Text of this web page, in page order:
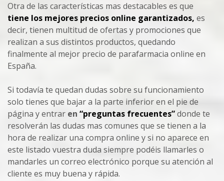
Otra de las características mas destacables es que
tiene los mejores precios online garantizados, es
decir, tienen multitud de ofertas y promociones que
realizan a sus distintos productos, quedando
finalmente al mejor precio de parafarmacia online en
España.
Si todavía te quedan dudas sobre su funcionamiento
solo tienes que bajar a la parte inferior en el pie de
página y entrar en “preguntas frecuentes”donde te
resolverán las dudas mas comunes que se tienen a la
hora de realizar una compra online y si no aparece en
este listado vuestra duda siempre podéis llamarles o
mandarles un correo electrónico porque su atención al
cliente es muy buena y rápida.